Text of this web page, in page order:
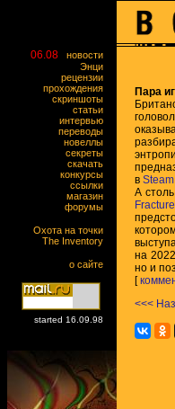
06.08
новости
Энци
рецензии
прохождения
скриншоты
статьи
интервью
переводы
новеллы
секреты
скачать
конкурсы
ссылки
магазин
форумы
Охота на точки
The Inventory
о сайте
started 16.09.98
Пара
в Steam
А
на
но и
[
<<<